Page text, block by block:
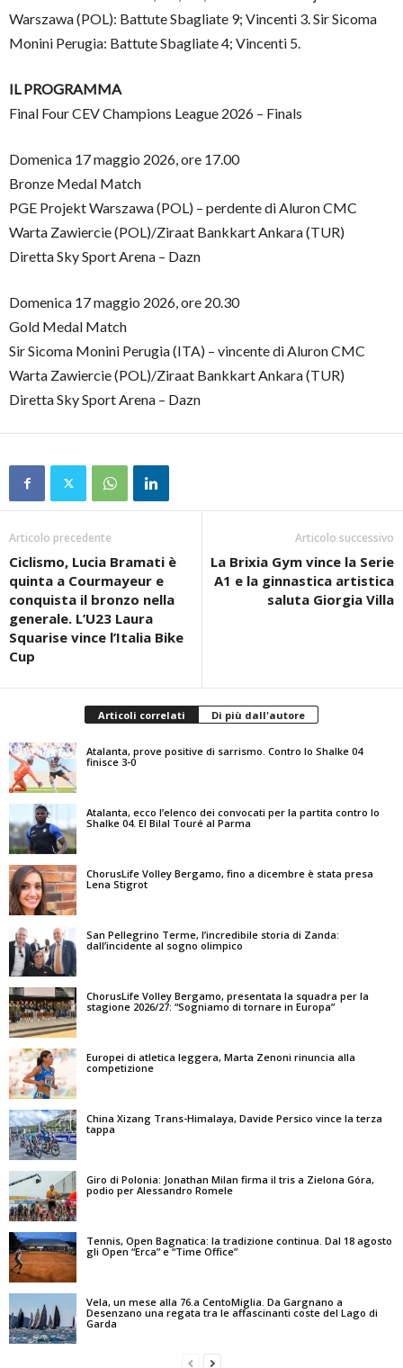
Warszawa (POL): Battute Sbagliate 9; Vincenti 3. Sir Sicoma
Monini Perugia: Battute Sbagliate 4; Vincenti 5.
IL PROGRAMMA
Final Four CEV Champions League 2026 – Finals
Domenica 17 maggio 2026, ore 17.00
Bronze Medal Match
PGE Projekt Warszawa (POL) – perdente di Aluron CMC
Warta Zawiercie (POL)/Ziraat Bankkart Ankara (TUR)
Diretta Sky Sport Arena – Dazn
Domenica 17 maggio 2026, ore 20.30
Gold Medal Match
Sir Sicoma Monini Perugia (ITA) – vincente di Aluron CMC
Warta Zawiercie (POL)/Ziraat Bankkart Ankara (TUR)
Diretta Sky Sport Arena – Dazn
Articolo precedente
Ciclismo, Lucia Bramati è
quinta a Courmayeur e
conquista il bronzo nella
generale. L’U23 Laura
Squarise vince l’Italia Bike
Cup
Articolo successivo
La Brixia Gym vince la Serie
A1 e la ginnastica artistica
saluta Giorgia Villa
Articoli correlati Di più dall'autore
Atalanta, prove positive di sarrismo. Contro lo Shalke 04
finisce 3-0
Atalanta, ecco l’elenco dei convocati per la partita contro lo
Shalke 04. El Bilal Touré al Parma
ChorusLife Volley Bergamo, fino a dicembre è stata presa
Lena Stigrot
San Pellegrino Terme, l’incredibile storia di Zanda:
dall’incidente al sogno olimpico
ChorusLife Volley Bergamo, presentata la squadra per la
stagione 2026/27: “Sogniamo di tornare in Europa”
Europei di atletica leggera, Marta Zenoni rinuncia alla
competizione
China Xizang Trans-Himalaya, Davide Persico vince la terza
tappa
Giro di Polonia: Jonathan Milan firma il tris a Zielona Góra,
podio per Alessandro Romele
Tennis, Open Bagnatica: la tradizione continua. Dal 18 agosto
gli Open “Erca” e “Time Office”
Vela, un mese alla 76.a CentoMiglia. Da Gargnano a
Desenzano una regata tra le affascinanti coste del Lago di
Garda